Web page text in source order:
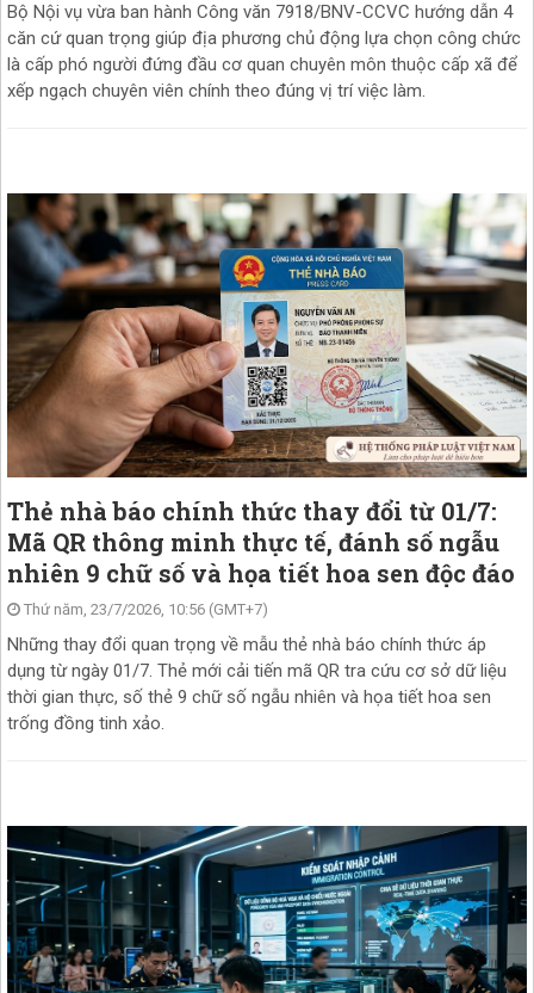
Bộ Nội vụ vừa ban hành Công văn 7918/BNV-CCVC hướng dẫn 4
căn cứ quan trọng giúp địa phương chủ động lựa chọn công chức
là cấp phó người đứng đầu cơ quan chuyên môn thuộc cấp xã để
xếp ngạch chuyên viên chính theo đúng vị trí việc làm.
Thẻ nhà báo chính thức thay đổi từ 01/7:
Mã QR thông minh thực tế, đánh số ngẫu
nhiên 9 chữ số và họa tiết hoa sen độc đáo
Thứ năm, 23/7/2026, 10:56 (GMT+7)
Những thay đổi quan trọng về mẫu thẻ nhà báo chính thức áp
dụng từ ngày 01/7. Thẻ mới cải tiến mã QR tra cứu cơ sở dữ liệu
thời gian thực, số thẻ 9 chữ số ngẫu nhiên và họa tiết hoa sen
trống đồng tinh xảo.